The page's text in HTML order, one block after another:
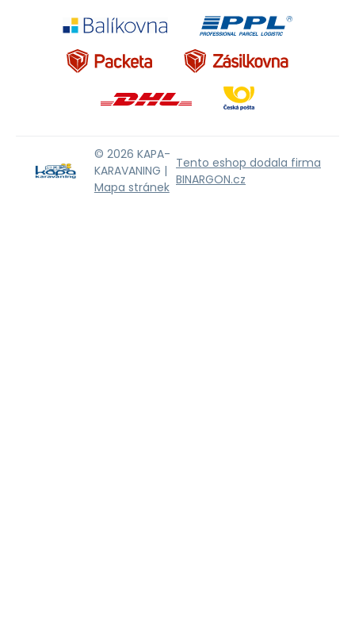
© 2026 KAPA-
KARAVANING |
Mapa stránek
Tento eshop dodala firma
BINARGON.cz